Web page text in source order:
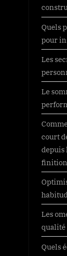
Quels
pour
Les
Le
court
depuis
Les
qualité
Quels